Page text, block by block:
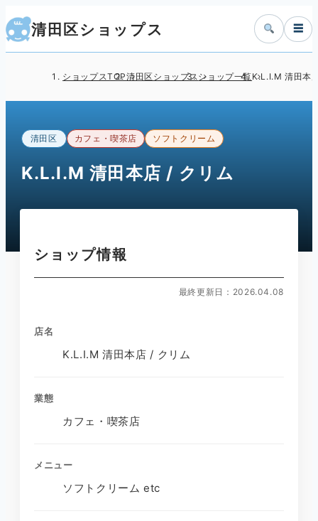
清田区ショップス ☰
ショップスTOP清田区ショップスショップ一覧K.L.I.M 清田本
清田区 カフェ・喫茶店 ソフトクリーム
K.L.I.M 清田本店 / クリム
ショップ情報
最終更新日：2026.04.08
店名
K.L.I.M 清田本店 / クリム
業態
カフェ・喫茶店
メニュー
ソフトクリーム etc